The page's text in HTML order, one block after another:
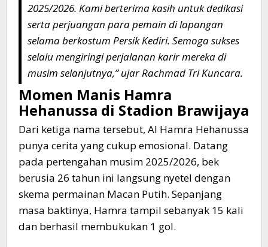
2025/2026. Kami berterima kasih untuk dedikasi
serta perjuangan para pemain di lapangan
selama berkostum Persik Kediri. Semoga sukses
selalu mengiringi perjalanan karir mereka di
musim selanjutnya,” ujar Rachmad Tri Kuncara.
​Momen Manis Hamra
Hehanussa di Stadion Brawijaya
​Dari ketiga nama tersebut, Al Hamra Hehanussa
punya cerita yang cukup emosional. Datang
pada pertengahan musim 2025/2026, bek
berusia 26 tahun ini langsung nyetel dengan
skema permainan Macan Putih. Sepanjang
masa baktinya, Hamra tampil sebanyak 15 kali
dan berhasil membukukan 1 gol.